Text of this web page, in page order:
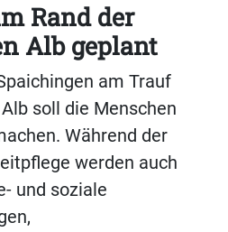
Rand der
Alb geplant
am Trauf
soll die Menschen
Während der
werden auch
und soziale